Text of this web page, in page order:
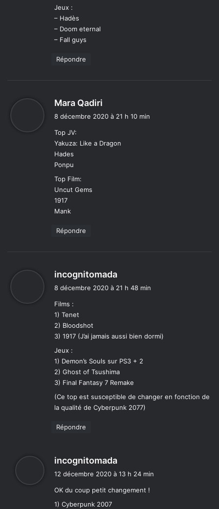
Jeux :
– Hadès
– Doom eternal
– Fall guys
Répondre
Mara Qadiri
:
8 décembre 2020 à 21 h 10 min
Top JV:
Yakuza: Like a Dragon
Hades
Ponpu
Top Film:
Uncut Gems
1917
Mank
Répondre
incognitomada
8 décembre 2020 à 21 h 48 min
Films :
1) Tenet
2) Bloodshot
3) 1917 (J’ai jamais aussi bien dormi)
Jeux :
1) Demon’s Souls sur PS3 + 2
2) Ghost of Tsushima
3) Final Fantasy 7 Remake
(Ce top est susceptible de changer en fonction de
la qualité de Cyberpunk 2077)
Répondre
incognitomada
12 décembre 2020 à 13 h 24 min
OK du coup petit changement !
1) Cyberpunk 2007